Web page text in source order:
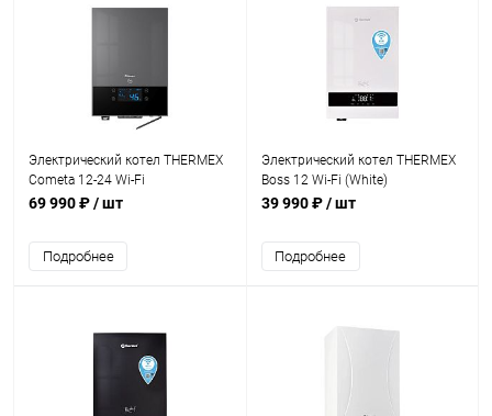
Электрический котел THERMEX
Cometa 12-24 Wi-Fi
69 990 ₽/ шт
Подробнее
Электрический котел THERMEX
Boss 12 Wi-Fi (White)
39 990 ₽/ шт
Подробнее